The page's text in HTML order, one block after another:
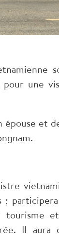
pour une
épouse et
;
tourisme
Il aura